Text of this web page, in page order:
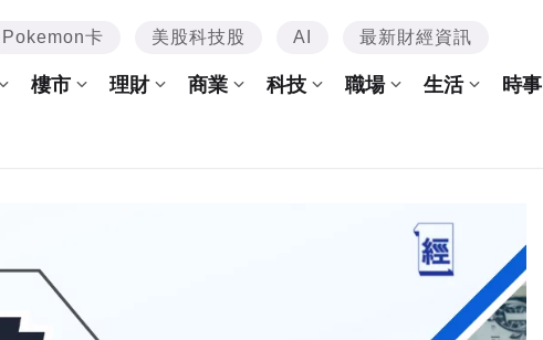
Pokemon卡 美股科技股 AI 最新財經資訊
樓市 理財 商業 科技 職場 生活 時事